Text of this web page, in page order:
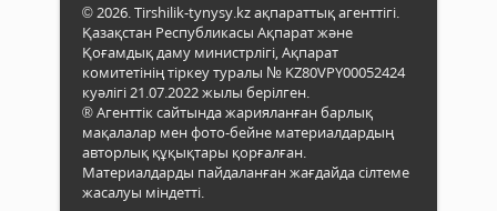
© 2026. Tirshilik-tynysy.kz ақпараттық агенттігі.
Қазақстан Республикасы Ақпарат және
Қоғамдық даму министрлігі, Ақпарат
комитетінің тіркеу туралы № KZ80VPY00052424
куәлігі 21.07.2022 жылы берілген.
® Агенттік сайтында жарияланған барлық
мақалалар мен фото-бейне материалдардың
авторлық құқықтары қорғалған.
Материалдарды пайдаланған жағдайда сілтеме
жасалуы міндетті.